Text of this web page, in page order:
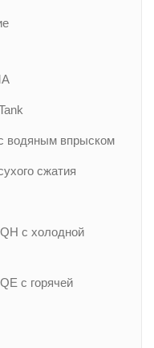
водяным впрыском
сжатия
с холодной
с горячей